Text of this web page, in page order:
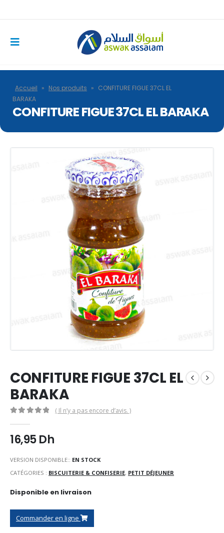
Accueil » Nos produits » CONFITURE FIGUE 37CL EL
BARAKA
CONFITURE FIGUE 37CL EL BARAKA
CONFITURE FIGUE 37CL EL
BARAKA
( Il n’y a pas encore d’avis. )
16,95Dh
VERSION DISPONIBLE:: EN STOCK
CATÉGORIES : BISCUITERIE & CONFISERIE, PETIT DÉJEUNER
Disponible en livraison
Commander en ligne